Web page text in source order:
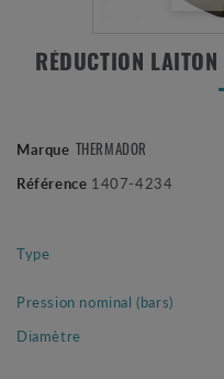
RÉDUCTION
Marque THERMADOR
Référence 1407-4234
Type
Pression nominal (bars)
Diamètre